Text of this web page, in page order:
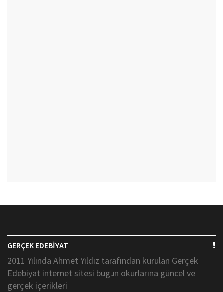
GERÇEK EDEBİYAT
2011 Yılında Ahmet Yıldız tarafından kurulan Gerçek
Edebiyat internet sitesi bugün okurlarına güncel ve
gerçek içerikleri